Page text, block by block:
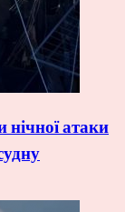
нічної атаки